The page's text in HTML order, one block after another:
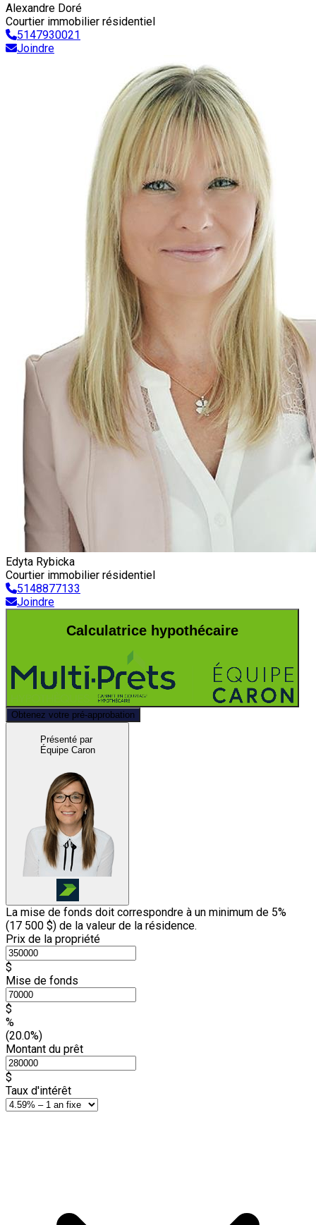
Alexandre Doré
Courtier immobilier résidentiel
5147930021
Joindre
Edyta Rybicka
Courtier immobilier résidentiel
5148877133
Joindre
Calculatrice hypothécaire
Obtenez votre pré-approbation
Présenté par
Équipe Caron
La mise de fonds doit correspondre à un minimum de 5%
(17 500 $) de la valeur de la résidence.
Prix de la propriété
$
Mise de fonds
$
%
(20.0%)
Montant du prêt
$
Taux d'intérêt